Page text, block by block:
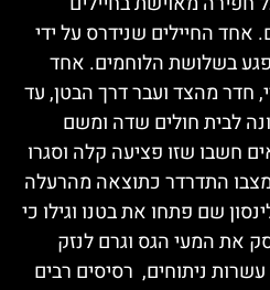
אחד החיילים שנידרס על ידי
בשלושת הלוחמים. אחד
חדר מהצד ועבר דרך הבטן, עד
לבית חולים שדה ומשם
חשבו שזו פציעה קלה וסגרו
התדרדר כתוצאה מהרעלה
שם פתחו את בטנו וגילו כי
את המעי הגס וגרם לנזק
ניתוחים, רסיסים רבים